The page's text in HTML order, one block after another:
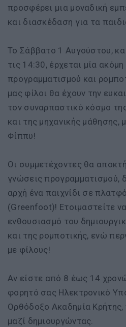
προσφέρει μια μοναδική
και διασκέδαση για τα
Το Σάββατο 1 Αυγούστου,
τις 14:30, έρχεται μία
προγραμματισμού και
μας φίλοι θα έχουν την
τον συναρπαστικό κόσμο
και της μηχανικής μάθησης,
Φίππυ!
Οι συμμετέχοντες θα
γνώσεις προγραμματισμού,
αρχή ένα παιχνίδι σε
(Greenfoot)! Ετοιμαστείτε
ενθουσιασμό του
και της ρομποτικής, ενώ
με φίλους!
Αν είστε από 8 έως 14
φορητό σας Ηλεκτρονικό
Ορθόδοξo Ακαδημία
μαζί δημιουργώντας.